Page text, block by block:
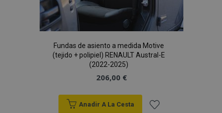
Fundas de asiento a medida Motive
(tejido + polipiel) RENAULT Austral-E
(2022-2025)
206,00 €
Anadir A La Cesta